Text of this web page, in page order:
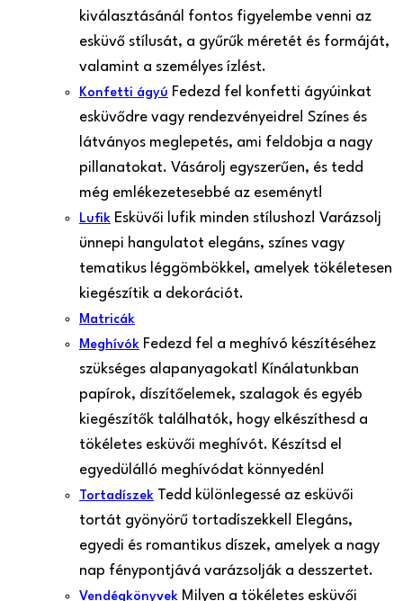
kiválasztásánál fontos figyelembe venni az
esküvő stílusát, a gyűrűk méretét és formáját,
valamint a személyes ízlést.
Konfetti ágyú Fedezd fel konfetti ágyúinkat
esküvődre vagy rendezvényeidre! Színes és
látványos meglepetés, ami feldobja a nagy
pillanatokat. Vásárolj egyszerűen, és tedd
még emlékezetesebbé az eseményt!
Lufik Esküvői lufik minden stílushoz! Varázsolj
ünnepi hangulatot elegáns, színes vagy
tematikus léggömbökkel, amelyek tökéletesen
kiegészítik a dekorációt.
Matricák
Meghívók Fedezd fel a meghívó készítéséhez
szükséges alapanyagokat! Kínálatunkban
papírok, díszítőelemek, szalagok és egyéb
kiegészítők találhatók, hogy elkészíthesd a
tökéletes esküvői meghívót. Készítsd el
egyedülálló meghívódat könnyedén!
Tortadíszek Tedd különlegessé az esküvői
tortát gyönyörű tortadíszekkel! Elegáns,
egyedi és romantikus díszek, amelyek a nagy
nap fénypontjává varázsolják a desszertet.
Vendégkönyvek Milyen a tökéletes esküvői